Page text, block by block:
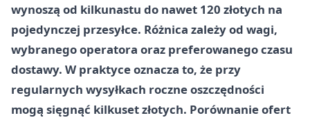
wynoszą od kilkunastu do nawet 120 złotych na
pojedynczej przesyłce. Różnica zależy od wagi,
wybranego operatora oraz preferowanego czasu
dostawy. W praktyce oznacza to, że przy
regularnych wysyłkach roczne oszczędności
mogą sięgnąć kilkuset złotych. Porównanie ofert